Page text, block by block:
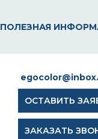
ПОЛЕЗНАЯ
ОСТАВИТЬ
ЗАКАЗАТЬ